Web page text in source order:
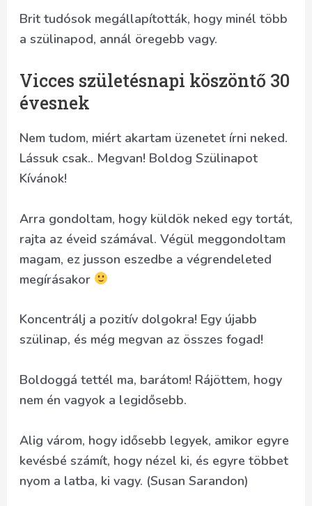
Brit tudósok megállapították, hogy minél több
a szülinapod, annál öregebb vagy.
Vicces születésnapi köszöntő 30
évesnek
Nem tudom, miért akartam üzenetet írni neked.
Lássuk csak.. Megvan! Boldog Szülinapot
Kívánok!
Arra gondoltam, hogy küldök neked egy tortát,
rajta az éveid számával. Végül meggondoltam
magam, ez jusson eszedbe a végrendeleted
megírásakor
Koncentrálj a pozitív dolgokra! Egy újabb
szülinap, és még megvan az összes fogad!
Boldoggá tettél ma, barátom! Rájöttem, hogy
nem én vagyok a legidősebb.
Alig várom, hogy idősebb legyek, amikor egyre
kevésbé számít, hogy nézel ki, és egyre többet
nyom a latba, ki vagy. (Susan Sarandon)